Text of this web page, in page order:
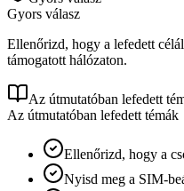
Gyors válasz
Ellenőrizd, hogy a lefedett
támogatott hálózaton.
Az útmutatóban lefedett
Az útmutatóban lefedett témák
Ellenőrizd, hogy a
Nyisd meg a SIM-